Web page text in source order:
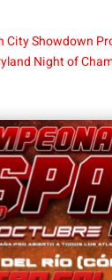
City Showdown
Night of